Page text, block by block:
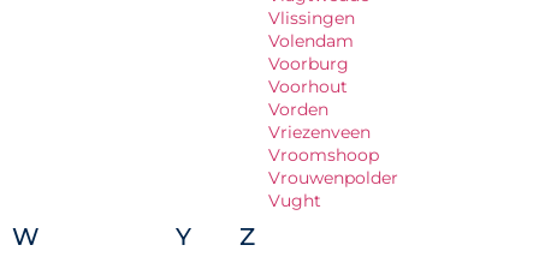
Vlissingen
Volendam
Voorburg
Voorhout
Vorden
Vriezenveen
Vroomshoop
Vrouwenpolder
Vught
W Y Z